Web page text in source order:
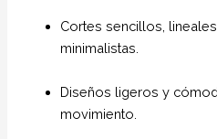
Cortes sencillos,
minimalistas.
Diseños ligeros y
movimiento.